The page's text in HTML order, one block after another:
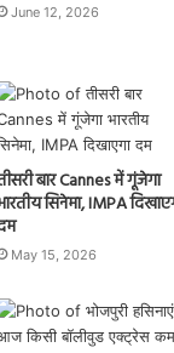
June 12, 2026
बार Cannes में गूंजेगा
सिनेमा, IMPA
May 15, 2026